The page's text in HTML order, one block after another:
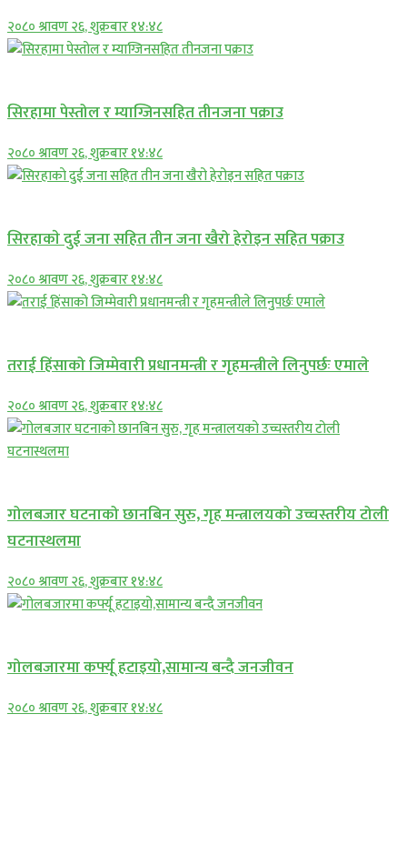
२०८० श्रावण २६, शुक्रबार १४:४८
सिरहामा पेस्तोल र म्याग्जिनसहित तीनजना पक्राउ
२०८० श्रावण २६, शुक्रबार १४:४८
सिरहाकाे दुई जना सहित तीन जना खैरो हेरोइन सहित पक्राउ
२०८० श्रावण २६, शुक्रबार १४:४८
तराई हिंसाको जिम्मेवारी प्रधानमन्त्री र गृहमन्त्रीले लिनुपर्छः एमाले
२०८० श्रावण २६, शुक्रबार १४:४८
गोलबजार घटनाको छानबिन सुरु, गृह मन्त्रालयको उच्चस्तरीय टोली
घटनास्थलमा
२०८० श्रावण २६, शुक्रबार १४:४८
गोलबजारमा कर्फ्यू हटाइयो,सामान्य बन्दै जनजीवन
२०८० श्रावण २६, शुक्रबार १४:४८